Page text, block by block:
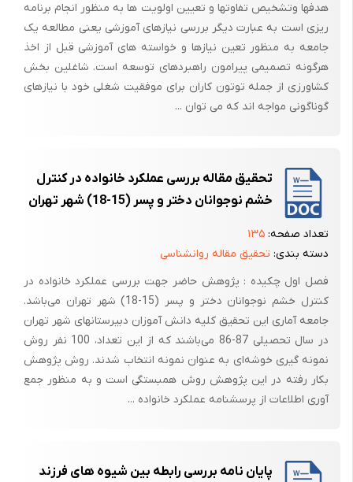
هدفها وتشخیص تفاوتها و تعیین اولویت ها به منظور انجام برنامه
ریزی است به عبارت دیگر بررسی نیازهای آموزشی یعنی مطالعه یک
جامعه به منظور تعین نیازها و خواسته های آموزشی قبل از اخذ
هرگونه تصمیمی پیرامون راهبردهای توسعه است. شاغلین بخش
کشاورزی از جمله توتون کاران برای موفقیت شغلی خود با نیازهای
گوناگونی مواجه اند که می توان ...
تحقیق مقاله بررسی عملکرد خانواده در کنترل
خشم نوجوانان دختر و پسر (15-18) شهر تهران
تعداد صفحه: ۱۳۵
دسته بندی: تحقیق مقاله روانشناسی
فصل اول چکیده : پژوهش حاضر جهت بررسی عملکرد خانواده در
کنترل خشم نوجوانان دختر و پسر (15-18) شهر تهران می‌باشد.
جامعه آماری این تحقیق کلیه دانش آموزان دبیرستانهای شهر تهران
در سال تحصیلی 87-86 می‌باشند که از این تعداد، 100 نفر روش
نمونه گیری خوشه‌ای به عنوان نمونه انتخاب شدند. روش پژوهش
بکار رفته در این پژوهش روش همبستگی است و به منظور جمع
آوری اطلاعات از پرسشنامه عملکرد خانواده ...
پایان نامه بررسی رابطه بین شیوه های فرزند